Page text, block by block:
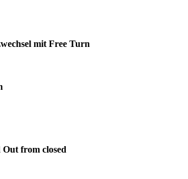
mit Free Turn
from closed